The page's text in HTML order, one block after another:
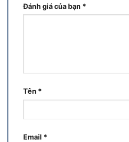
Đánh giá của bạn *
Tên *
Email *